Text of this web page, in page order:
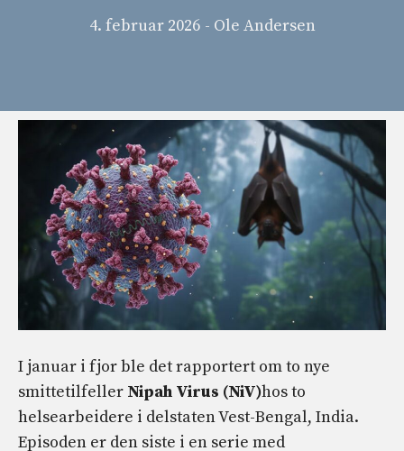
4. februar 2026 - Ole Andersen
I januar i fjor ble det rapportert om to nye
smittetilfeller Nipah Virus (NiV)hos to
helsearbeidere i delstaten Vest-Bengal, India.
Episoden er den siste i en serie med